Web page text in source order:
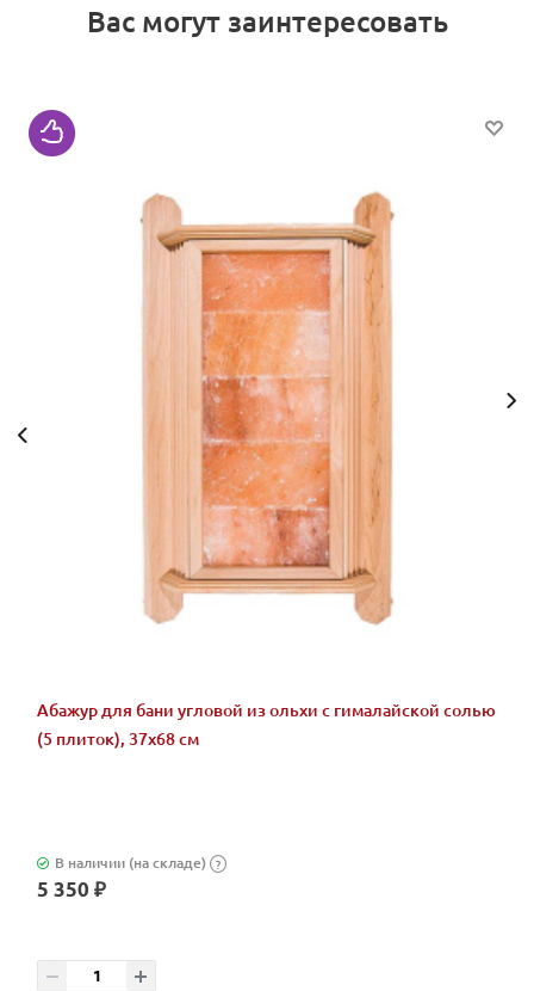
Вас могут заинтересовать
Абажур для бани угловой из ольхи с гималайской солью
(5 плиток), 37х68 см
В наличии (на складе) ?
5 350 ₽